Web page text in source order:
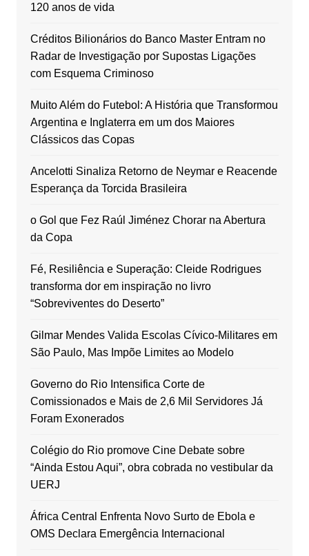
120 anos de vida
Créditos Bilionários do Banco Master Entram no
Radar de Investigação por Supostas Ligações
com Esquema Criminoso
Muito Além do Futebol: A História que Transformou
Argentina e Inglaterra em um dos Maiores
Clássicos das Copas
Ancelotti Sinaliza Retorno de Neymar e Reacende
Esperança da Torcida Brasileira
o Gol que Fez Raúl Jiménez Chorar na Abertura
da Copa
Fé, Resiliência e Superação: Cleide Rodrigues
transforma dor em inspiração no livro
“Sobreviventes do Deserto”
Gilmar Mendes Valida Escolas Cívico-Militares em
São Paulo, Mas Impõe Limites ao Modelo
Governo do Rio Intensifica Corte de
Comissionados e Mais de 2,6 Mil Servidores Já
Foram Exonerados
Colégio do Rio promove Cine Debate sobre
“Ainda Estou Aqui”, obra cobrada no vestibular da
UERJ
África Central Enfrenta Novo Surto de Ebola e
OMS Declara Emergência Internacional